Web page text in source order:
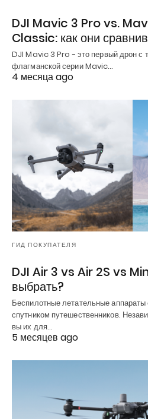
DJI Mavic 3 Pro vs.
Classic: как они
DJI Mavic 3 Pro - это первый дрон с
флагманской серии Mavic…
4 месяца ago
ГИД ПОКУПАТЕЛЯ
DJI Air 3 vs Air 2S vs
выбрать?
Беспилотные летательные
спутником путешественников.
вы их для…
5 месяцев ago